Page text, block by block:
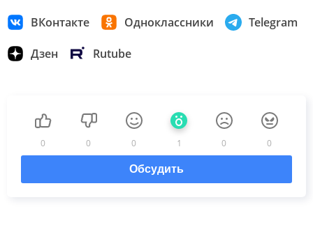
ВКонтакте Одноклассники Telegram
Дзен Rutube
0 0 0 1 0 0
Обсудить